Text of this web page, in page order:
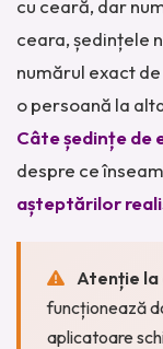
cu ceară, dar
ceara, ședințele
numărul exact
o persoană la
Câte ședințe de
despre ce
așteptărilor
Atenție
funcționează
aplicatoare